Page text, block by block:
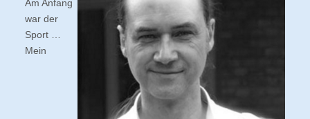
Am Anfang
war der
Sport …
Mein